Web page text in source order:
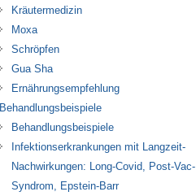
Kräutermedizin
Moxa
Schröpfen
Gua Sha
Ernährungsempfehlung
Behandlungsbeispiele
Behandlungsbeispiele
Infektionserkrankungen mit Langzeit-
Nachwirkungen: Long-Covid, Post-Vac-
Syndrom, Epstein-Barr